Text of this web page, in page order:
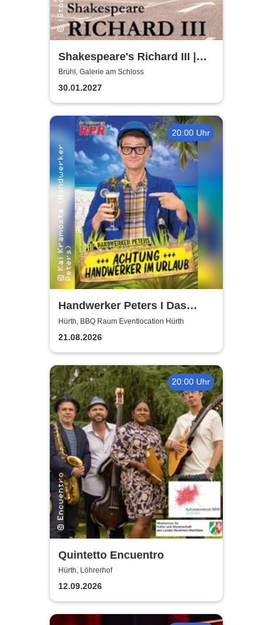
Shakespeare's Richard III |
Galerie am Schloss Brühl
Brühl, Galerie am Schloss
30.01.2027
20:00 Uhr
Handwerker Peters I Das
Sommer Event | Achtung -
Handwerker im UrlaubOpen
Air
Hürth, BBQ Raum Eventlocation Hürth
21.08.2026
20:00 Uhr
Quintetto Encuentro
Hürth, Löhrerhof
12.09.2026